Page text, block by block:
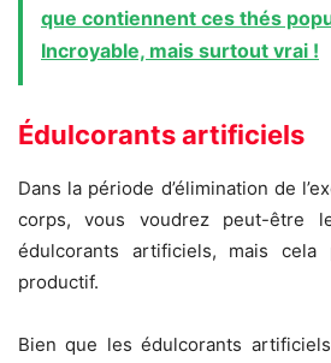
que contiennent ces thés
Incroyable, mais surtout vrai !
Édulcorantsartificiels
Dans la période d’élimination de
corps, vous voudrez peut-être
édulcorants artificiels, mais
productif.
Bien que les édulcorants